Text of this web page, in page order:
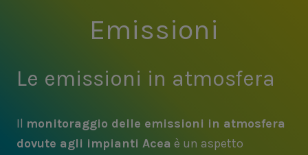
Emissioni
Le emissioni in atmosfera
Il monitoraggio delle emissioni in atmosfera
dovute agli impianti Acea è un aspetto